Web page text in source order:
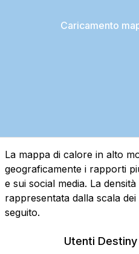
Caricamento
La mappa di calore in alto
geograficamente i rapporti
e sui social media. La
rappresentata dalla scala
seguito.
Utenti